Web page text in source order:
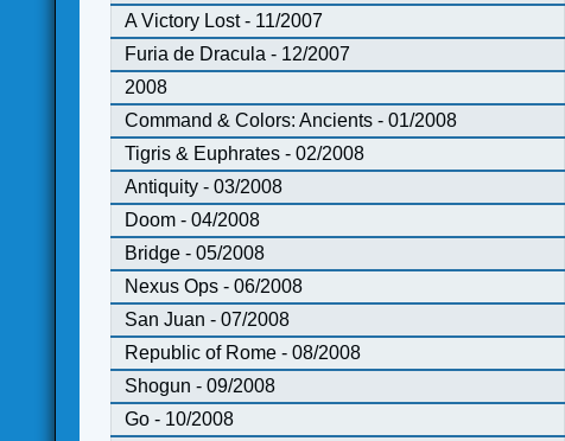
A Victory Lost - 11/2007
Furia de Dracula - 12/2007
2008
Command & Colors: Ancients - 01/2008
Tigris & Euphrates - 02/2008
Antiquity - 03/2008
Doom - 04/2008
Bridge - 05/2008
Nexus Ops - 06/2008
San Juan - 07/2008
Republic of Rome - 08/2008
Shogun - 09/2008
Go - 10/2008